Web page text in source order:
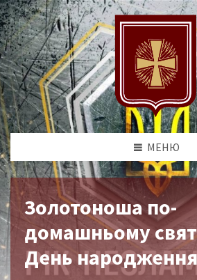
МЕНЮ
Золотоноша по-
домашньому
День народження